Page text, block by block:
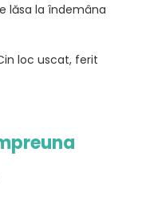
lăsa la îndemâna
loc uscat, ferit